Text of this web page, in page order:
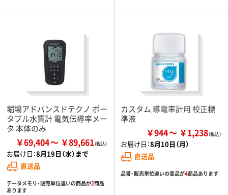
堀場アドバンスドテクノ ポー
タブル水質計 電気伝導率メー
タ 本体のみ
￥69,404 ￥89,661
お届け日：8月19日（水）まで
直送品
データメモリ・販売単位違いの商品が2商品
あります
カスタム 導電率計用 校正標
準液
￥944 ￥1,238
お届け日：8月10日（月）
直送品
品番・販売単位違いの商品が4商品あります